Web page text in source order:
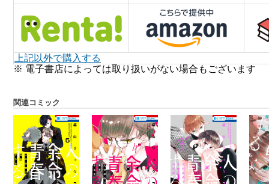
上記以外で購入する
※ 電子書店によっては取り扱いがない場合もございます
関連コミック